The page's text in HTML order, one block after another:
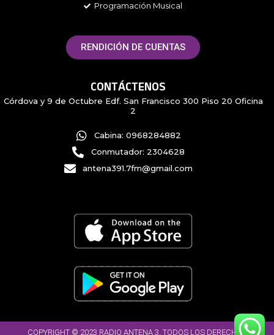
Programación Musical
RENDICIÓN DE CUENTAS
CONTÁCTENOS
Córdova y 9 de Octubre Edf. San Francisco 300 Piso 20 Oficina
2
Cabina: 0968284882
Conmutador: 2304628
antena391.7fm@gmail.com
COPYRIGHT © 2023 RADIO ANTENA 3. TODOS LOS DERECHOS